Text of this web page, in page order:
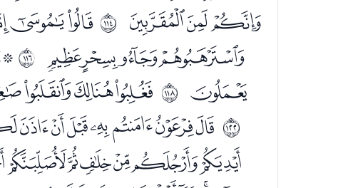
ﮭﮮﮯ ﱱ
ﯥﯦﯧﯨ ﱳ
ﯽ ﱵ
ﱹ